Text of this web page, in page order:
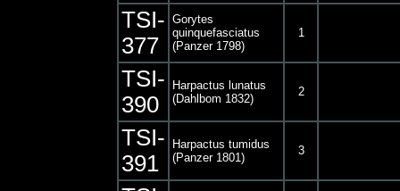
TSI-
377
Gorytes
quinquefasciatus
(Panzer 1798)
1
TSI-
390
Harpactus lunatus
(Dahlbom 1832)
2
TSI-
391
Harpactus tumidus
(Panzer 1801)
3